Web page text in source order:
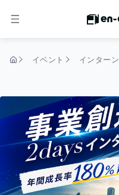
メニュー
イベント インターン